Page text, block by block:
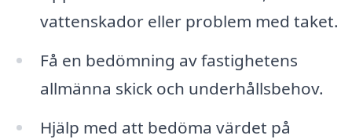
vattenskador eller problem med taket.
Få en bedömning av fastighetens
allmänna skick och underhållsbehov.
Hjälp med att bedöma värdet på